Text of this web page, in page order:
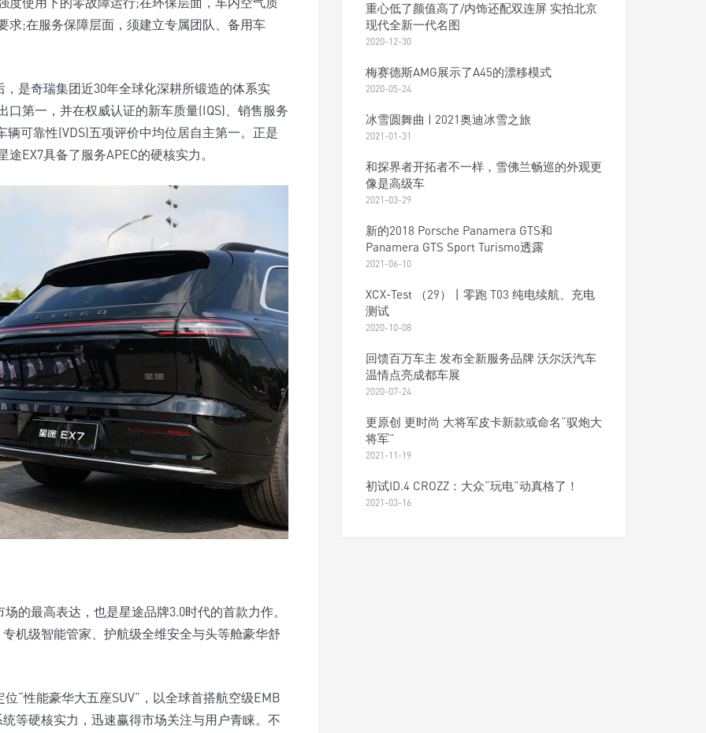
求;在服务保障层面，须建立专属团队、备用车
是奇瑞集团近30年全球化深耕所锻造的体系实
第一，并在权威认证的新车质量(IQS)、销售服务
辆可靠性(VDS)五项评价中均位居自主第一。正是
EX7具备了服务APEC的硬核实力。
的最高表达，也是星途品牌3.0时代的首款力作。
机级智能管家、护航级全维安全与头等舱豪华舒
“性能豪华大五座SUV”，以全球首搭航空级EMB
等硬核实力，迅速赢得市场关注与用户青睐。不
重心低了颜值高了/内饰还配双连屏 实拍北京
现代全新一代名图
2020-12-30
梅赛德斯AMG展示了A45的漂移模式
2020-05-24
冰雪圆舞曲 | 2021奥迪冰雪之旅
2021-01-31
和探界者开拓者不一样，雪佛兰畅巡的外观更
像是高级车
2021-03-29
新的2018 Porsche Panamera GTS和
Panamera GTS Sport Turismo透露
2021-06-10
XCX-Test （29）丨零跑 T03 纯电续航、充电
测试
2020-10-08
回馈百万车主 发布全新服务品牌 沃尔沃汽车
温情点亮成都车展
2020-07-24
更原创 更时尚 大将军皮卡新款或命名“驭炮大
将军”
2021-11-19
初试ID.4 CROZZ：大众“玩电”动真格了！
2021-03-16